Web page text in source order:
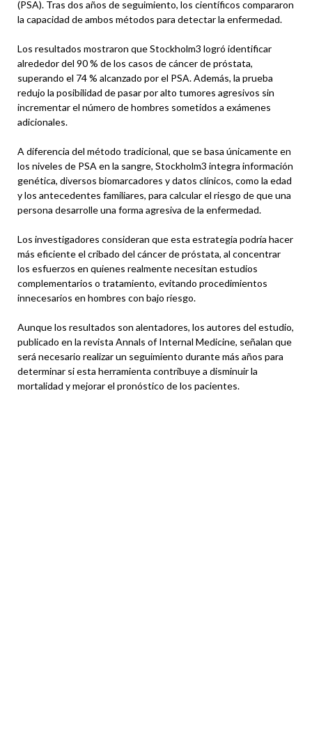
(PSA). Tras dos años de seguimiento, los científicos compararon
la capacidad de ambos métodos para detectar la enfermedad.
Los resultados mostraron que Stockholm3 logró identificar
alrededor del 90 % de los casos de cáncer de próstata,
superando el 74 % alcanzado por el PSA. Además, la prueba
redujo la posibilidad de pasar por alto tumores agresivos sin
incrementar el número de hombres sometidos a exámenes
adicionales.
A diferencia del método tradicional, que se basa únicamente en
los niveles de PSA en la sangre, Stockholm3 integra información
genética, diversos biomarcadores y datos clínicos, como la edad
y los antecedentes familiares, para calcular el riesgo de que una
persona desarrolle una forma agresiva de la enfermedad.
Los investigadores consideran que esta estrategia podría hacer
más eficiente el cribado del cáncer de próstata, al concentrar
los esfuerzos en quienes realmente necesitan estudios
complementarios o tratamiento, evitando procedimientos
innecesarios en hombres con bajo riesgo.
Aunque los resultados son alentadores, los autores del estudio,
publicado en la revista Annals of Internal Medicine, señalan que
será necesario realizar un seguimiento durante más años para
determinar si esta herramienta contribuye a disminuir la
mortalidad y mejorar el pronóstico de los pacientes.